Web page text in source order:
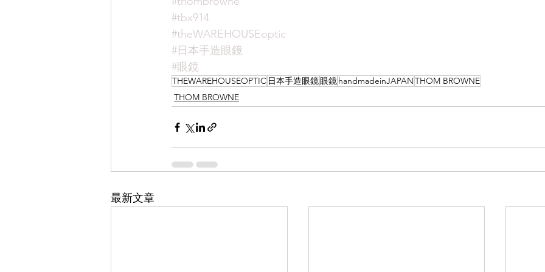
#tbx914
#theWAREHOUSEoptic
#日本手造眼鏡
#眼鏡
THEWAREHOUSEOPTIC 日本手造眼鏡眼鏡handmadeinJAPANTHOM BROWNE
THOM BROWNE
最新文章